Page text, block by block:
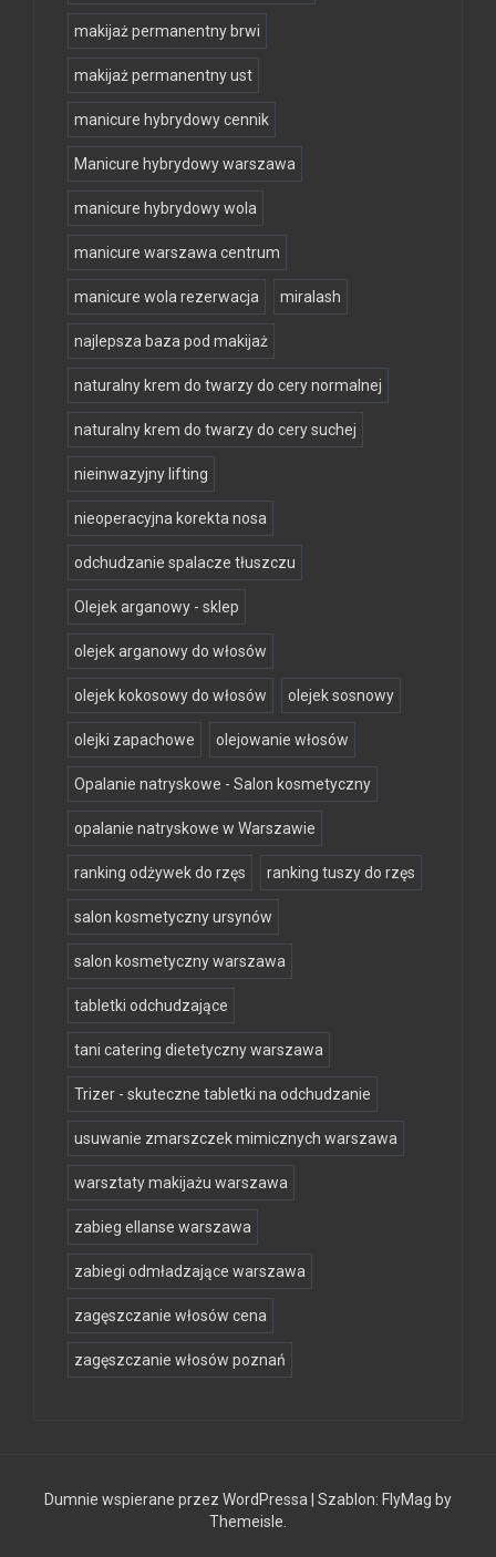
makijaż permanentny brwi
makijaż permanentny ust
manicure hybrydowy cennik
Manicure hybrydowy warszawa
manicure hybrydowy wola
manicure warszawa centrum
manicure wola rezerwacja miralash
najlepsza baza pod makijaż
naturalny krem do twarzy do cery normalnej
naturalny krem do twarzy do cery suchej
nieinwazyjny lifting
nieoperacyjna korekta nosa
odchudzanie spalacze tłuszczu
Olejek arganowy - sklep
olejek arganowy do włosów
olejek kokosowy do włosów olejek sosnowy
olejki zapachowe olejowanie włosów
Opalanie natryskowe - Salon kosmetyczny
opalanie natryskowe w Warszawie
ranking odżywek do rzęs ranking tuszy do rzęs
salon kosmetyczny ursynów
salon kosmetyczny warszawa
tabletki odchudzające
tani catering dietetyczny warszawa
Trizer - skuteczne tabletki na odchudzanie
usuwanie zmarszczek mimicznych warszawa
warsztaty makijażu warszawa
zabieg ellanse warszawa
zabiegi odmładzające warszawa
zagęszczanie włosów cena
zagęszczanie włosów poznań
Dumnie wspierane przez WordPressa Szablon: FlyMag by
Themeisle.